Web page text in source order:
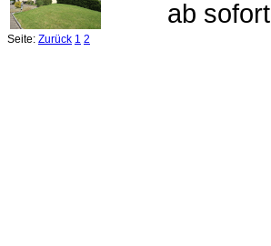
ab sofort
Seite: Zurück 1 2